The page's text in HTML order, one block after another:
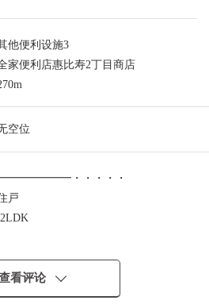
他便利设施3
家便利店惠比寿2丁目商店
空位
・・・・・
戸
1.4张塌塌米)以及门口备有SIC，
看评论